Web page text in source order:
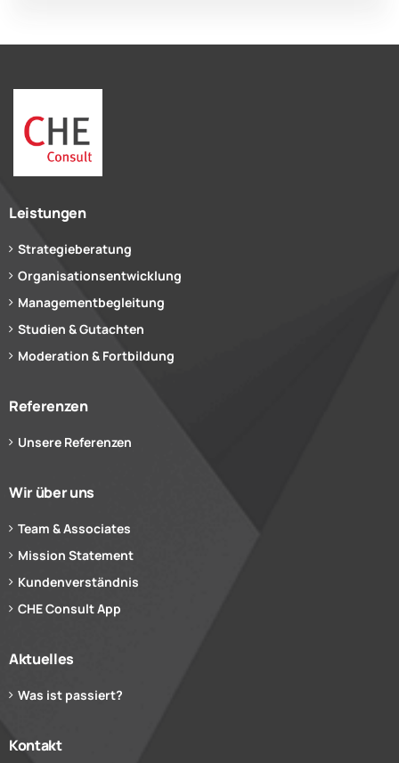
Leistungen
Strategieberatung
Organisationsentwicklung
Managementbegleitung
Studien & Gutachten
Moderation & Fortbildung
Referenzen
Unsere Referenzen
Wir über uns
Team & Associates
Mission Statement
Kundenverständnis
CHE Consult App
Aktuelles
Was ist passiert?
Kontakt